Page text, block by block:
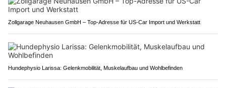
Zollgarage Neuhausen GmbH – Top-Adresse für US-Car Import und Werkstatt
Hundephysio Larissa: Gelenkmobilität, Muskelaufbau und Wohlbefinden